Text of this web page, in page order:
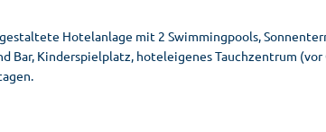
Hotelanlage mit 2 Swimmingpools,
Bar, Kinderspielplatz, hoteleigenes Tauchzentrum